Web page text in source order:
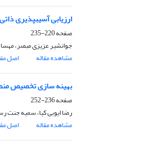
ارزیابی آسیب‎پذیری ذاتی آلودگی آب زیرزمینی دشت ارومیه با استفاده از مدل‌های دراستیک و دراستیک اصلاح شده
صفحه220-235
جوانشیر عزیزی مبصر،
مشاهده مقاله
اصل
بهینه سازی تخصیص
صفحه236-252
رضا ایوبی کیا، سمیه جنت
مشاهده مقاله
اصل